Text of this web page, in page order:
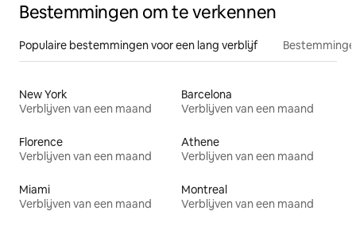
Bestemmingen om te verkennen
Populaire bestemmingen voor een lang verblijf
New York
Verblijven van een maand
Barcelona
Verblijven van een maand
Florence
Verblijven van een maand
Athene
Verblijven van een maand
Miami
Verblijven van een maand
Montreal
Verblijven van een maand